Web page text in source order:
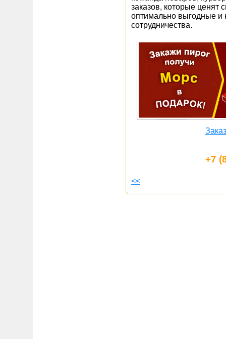
заказов, которые ценят
оптимально выгодные
сотрудничества.
+7
<<